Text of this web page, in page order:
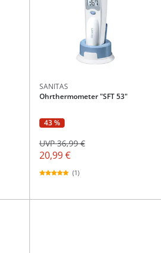
SANITAS
Ohrthermometer "SFT 53"
43 %
20,99 €
UVP 36,99 €
(1)